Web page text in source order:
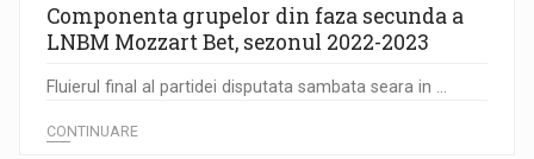
Componenta grupelor din faza secunda a
LNBM Mozzart Bet, sezonul 2022-2023
Fluierul final al partidei disputata sambata seara in ...
CONTINUARE